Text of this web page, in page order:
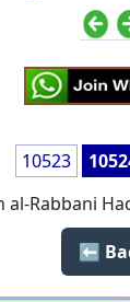
10523
al-Rabbani